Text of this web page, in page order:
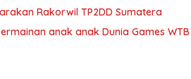
Rakorwil TP2DD Sumatera
anak anak Dunia Games WTB